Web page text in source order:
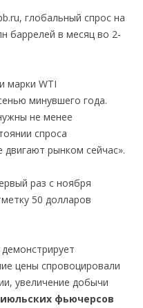
глобальный спрос на
баррелей в месяц во 2-
марки WTI
минувшего года.
не менее
спроса
рынком сейчас».
раз с ноября
50 долларов
цены спровоцировали
увеличение добычи
июльских фьючерсов